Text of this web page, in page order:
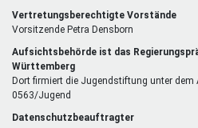
Mail)
extern)
Vertretungsberechtigte Vorstände
Vorsitzende Petra Densborn
Aufsichtsbehörde ist das
Württemberg
Dort firmiert die Jugendstiftung unter dem
0563/Jugend
Datenschutzbeauftragter